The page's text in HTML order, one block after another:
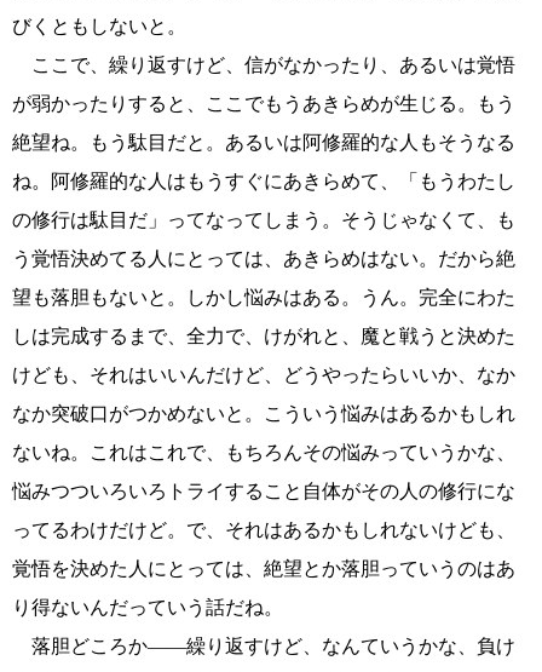
びくともしないと。
ここで、繰り返すけど、信がなかったり、あるいは覚悟
が弱かったりすると、ここでもうあきらめが生じる。もう
絶望ね。もう駄目だと。あるいは阿修羅的な人もそうなる
ね。阿修羅的な人はもうすぐにあきらめて、「もうわたし
の修行は駄目だ」ってなってしまう。そうじゃなくて、も
う覚悟決めてる人にとっては、あきらめはない。だから絶
望も落胆もないと。しかし悩みはある。うん。完全にわた
しは完成するまで、全力で、けがれと、魔と戦うと決めた
けども、それはいいんだけど、どうやったらいいか、なか
なか突破口がつかめないと。こういう悩みはあるかもしれ
ないね。これはこれで、もちろんその悩みっていうかな、
悩みつついろいろトライすること自体がその人の修行にな
ってるわけだけど。で、それはあるかもしれないけども、
覚悟を決めた人にとっては、絶望とか落胆っていうのはあ
り得ないんだっていう話だね。
落胆どころか――繰り返すけど、なんていうかな、負け